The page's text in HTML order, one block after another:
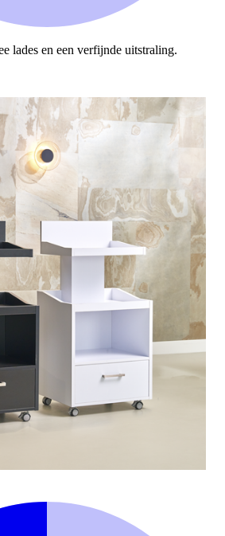
lades en een verfijnde uitstraling.